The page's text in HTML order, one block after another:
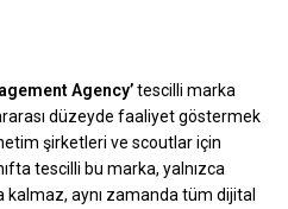
Agency’tescilli marka
düzeyde faaliyet göstermek
şirketleri ve scoutlar için
tescilli bu marka, yalnızca
aynı zamanda tüm dijital